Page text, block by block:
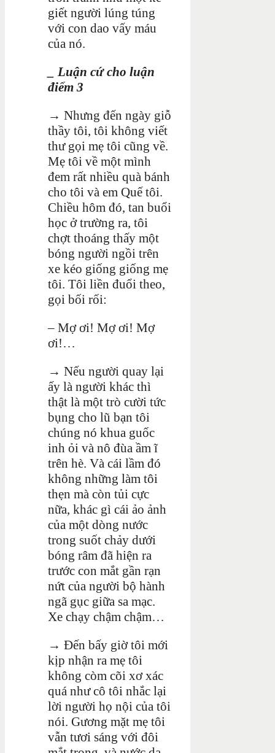
giết người lúng túng
với con dao vấy máu
của nó.
_ Luận cứ cho luận
điểm 3
→ Nhưng đến ngày giỗ
thầy tôi, tôi không viết
thư gọi mẹ tôi cũng về.
Mẹ tôi về một mình
đem rất nhiều quà bánh
cho tôi và em Quế tôi.
Chiều hôm đó, tan buổi
học ở trường ra, tôi
chợt thoáng thấy một
bóng người ngồi trên
xe kéo giống giống mẹ
tôi. Tôi liền đuổi theo,
gọi bối rối:
– Mợ ơi! Mợ ơi! Mợ
ơi!…
→ Nếu người quay lại
ấy là người khác thì
thật là một trò cười tức
bụng cho lũ bạn tôi
chúng nó khua guốc
inh ỏi và nô đùa ầm ĩ
trên hè. Và cái lầm đó
không những làm tôi
thẹn mà còn tủi cực
nữa, khác gì cái ảo ảnh
của một dòng nước
trong suốt chảy dưới
bóng râm đã hiện ra
trước con mắt gần rạn
nứt của người bộ hành
ngã gục giữa sa mạc.
Xe chạy chậm chậm…
→ Đến bấy giờ tôi mới
kịp nhận ra mẹ tôi
không còm cõi xơ xác
quá như cô tôi nhắc lại
lời người họ nội của tôi
nói. Gương mặt mẹ tôi
vẫn tươi sáng với đôi